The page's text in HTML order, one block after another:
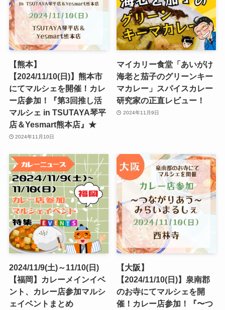
【熊本】
【2024/11/10(日)】熊本市
にてマルシェを開催！カレ
ー店参加！『第3回推し活
マルシェ in TSUTAYA琴平
店＆Yesmart熊本店』★
2024年11月10日
マイカリー食堂「あいがけ
海老と茄子のグリーンキー
マカレー」スパイスカレー
研究家の正直レビュー！
2024年11月9日
2024/11/9(土)～11/10(日)
【福岡】カレーメインイベ
ント、カレー店参加マルシ
ェイベントまとめ
【大阪】
【2024/11/10(日)】泉南郡
のお寺にてマルシェを開
催！カレー店参加！『〜つ